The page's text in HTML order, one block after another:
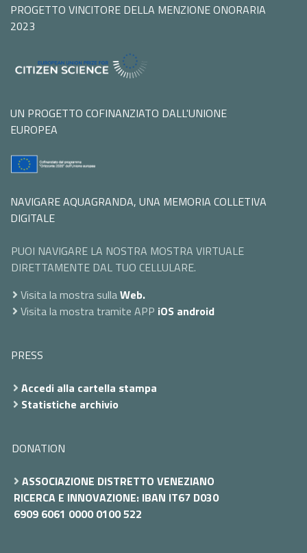
PROGETTO VINCITORE DELLA MENZIONE ONORARIA
2023
UN PROGETTO COFINANZIATO DALL'UNIONE
EUROPEA
NAVIGARE AQUAGRANDA, UNA MEMORIA COLLETIVA
DIGITALE
PUOI NAVIGARE LA NOSTRA MOSTRA VIRTUALE
DIRETTAMENTE DAL TUO CELLULARE.
Visita la mostra sullaWeb.
Visita la mostra tramite APP iOS android
PRESS
Accedi alla cartella stampa
Statistiche archivio
DONATION
ASSOCIAZIONE DISTRETTO VENEZIANO
RICERCA E INNOVAZIONE: IBAN IT67 D030
6909 6061 0000 0100 522